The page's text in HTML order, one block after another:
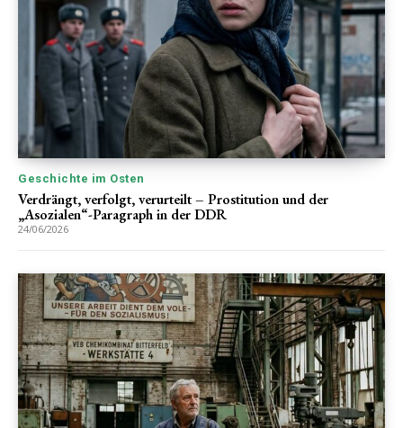
Geschichte im Osten
Verdrängt, verfolgt, verurteilt – Prostitution und der
„Asozialen“-Paragraph in der DDR
24/06/2026